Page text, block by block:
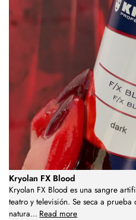
Kryolan FX Blood
Kryolan FX Blood es una sangre
teatro y televisión. Se seca a
natura... Read more